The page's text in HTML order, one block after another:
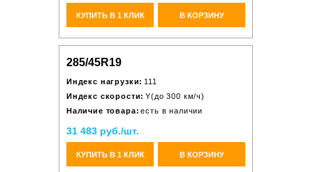
КУПИТЬ В 1 КЛИК В КОРЗИНУ
285/45R19
Индекс нагрузки: 111
Индекс скорости: Y(до 300 км/ч)
Наличие товара: есть в наличии
31 483 руб./шт.
КУПИТЬ В 1 КЛИК В КОРЗИНУ